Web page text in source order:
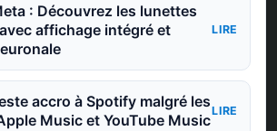
: Découvrez les lunettes
affichage intégré et
LIRE
accro à Spotify malgré les
Music et YouTube Music
LIRE